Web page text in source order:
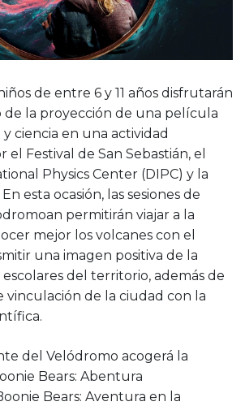
de entre 6 y 11 años disfrutarán
de la proyección de una película
ciencia en una actividad
el Festival de San Sebastián, el
Physics Center (DIPC) y la
esta ocasión, las sesiones de
permitirán viajar a la
mejor los volcanes con el
una imagen positiva de la
escolares del territorio, además de
vinculación de la ciudad con la
del Velódromo acogerá la
Bears: Abentura
Bears: Aventura en la